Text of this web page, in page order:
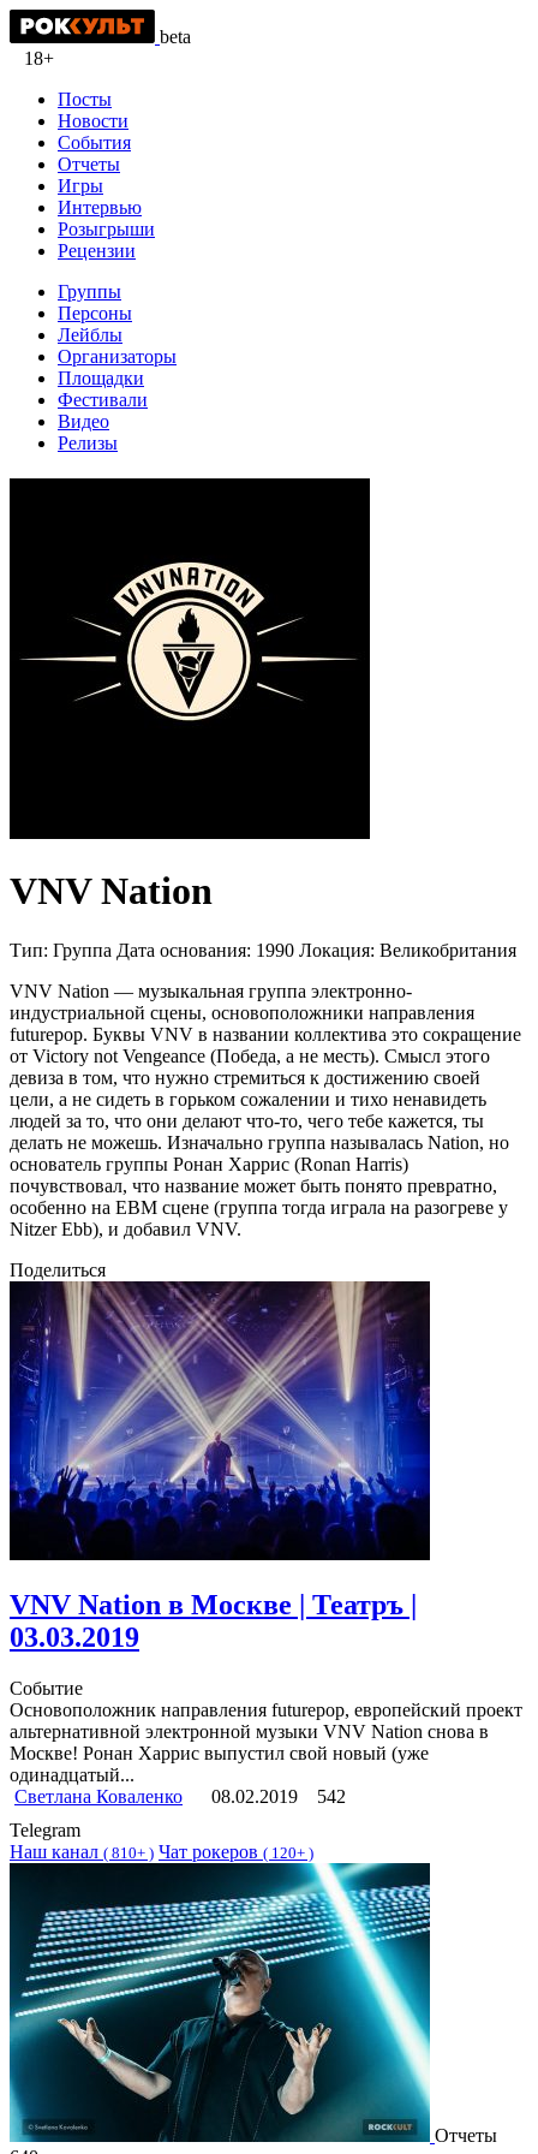
beta
18+
Посты
Новости
События
Отчеты
Игры
Интервью
Розыгрыши
Рецензии
Группы
Персоны
Лейблы
Организаторы
Площадки
Фестивали
Видео
Релизы
VNV Nation
Тип: Группа Дата основания: 1990 Локация: Великобритания
VNV Nation — музыкальная группа электронно-
индустриальной сцены, основоположники направления
futurepop. Буквы VNV в названии коллектива это сокращение
от Victory not Vengeance (Победа, а не месть). Смысл этого
девиза в том, что нужно стремиться к достижению своей
цели, а не сидеть в горьком сожалении и тихо ненавидеть
людей за то, что они делают что-то, чего тебе кажется, ты
делать не можешь. Изначально группа называлась Nation, но
основатель группы Ронан Харрис (Ronan Harris)
почувствовал, что название может быть понято превратно,
особенно на EBM сцене (группа тогда играла на разогреве у
Nitzer Ebb), и добавил VNV.
Поделиться
VNV Nation в Москве | Театръ |
03.03.2019
Событие
Основоположник направления futurepop, европейский проект
альтернативной электронной музыки VNV Nation снова в
Москве! Ронан Харрис выпустил свой новый (уже
одинадцатый...
Светлана Коваленко
08.02.2019
542
Telegram
Наш канал ( 810+ ) Чат рокеров ( 120+ )
Отчеты